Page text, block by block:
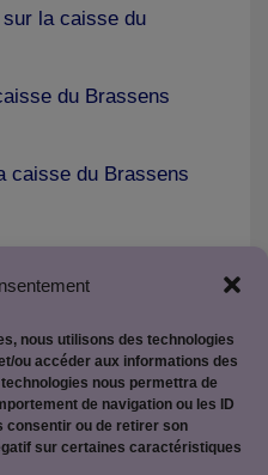
nous utilisons des technologies
ou accéder aux informations des
nous permettra de
de navigation ou les ID
consentir ou de retirer son
sur certaines caractéristiques
la caisse du
du Brassens
caisse du Brassens